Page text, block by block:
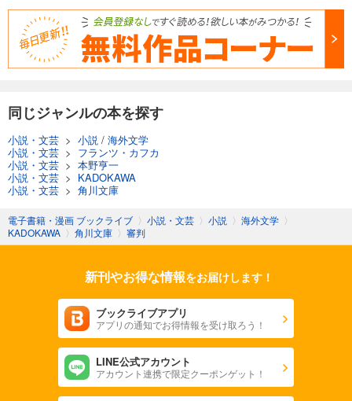
同じジャンルの本を探す
小説・文芸 > 小説 / 海外文学
小説・文芸 > フランツ・カフカ
小説・文芸 > 本野亨一
小説・文芸 > KADOKAWA
小説・文芸 > 角川文庫
電子書籍・漫画 ブックライブ 〉 小説・文芸 〉 小説 〉 海外文学 〉
KADOKAWA 〉 角川文庫 〉 審判
新刊やお得な情報をお届けします！
ブックライブアプリ
アプリの通知でお得情報を受け取ろう！
LINE公式アカウント
アカウント連携で限定クーポンゲット！